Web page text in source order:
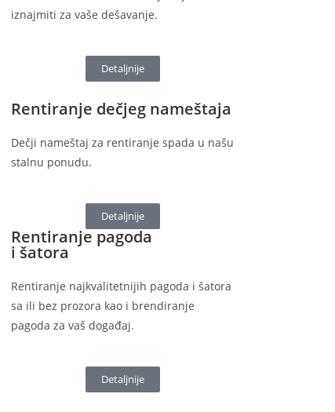
iznajmiti za vaše dešavanje.
Detaljnije
Rentiranje dečjeg nameštaja
Dečji nameštaj za rentiranje spada u našu
stalnu ponudu.
Detaljnije
Rentiranje pagoda
i šatora
Rentiranje najkvalitetnijih pagoda i šatora
sa ili bez prozora kao i brendiranje
pagoda za vaš događaj.
Detaljnije